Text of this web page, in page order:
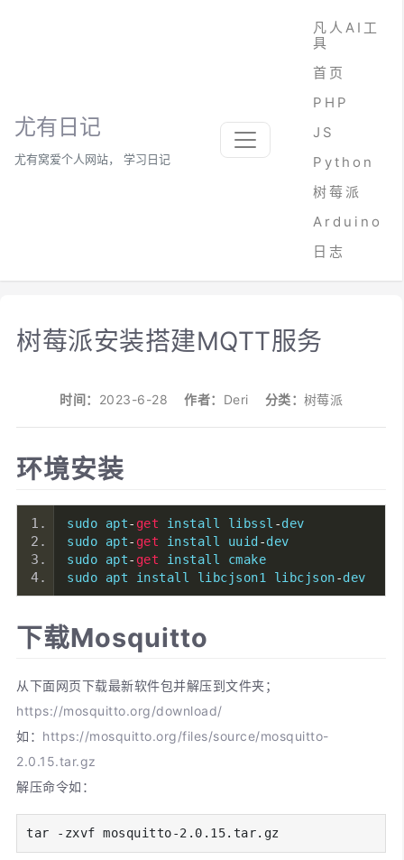
尤有日记
尤有窝爱个人网站， 学习日记
凡人AI工
具
首页
PHP
JS
Python
树莓派
Arduino
日志
树莓派安装搭建MQTT服务
时间： 2023-6-28 作者： Deri 分类： 树莓派
环境安装
sudo apt- get install libssl -dev
sudo apt- get install uuid -dev
sudo apt- get install cmake
sudo apt install libcjson1 libcjson-dev
下载Mosquitto
从下面网页下载最新软件包并解压到文件夹；
https://mosquitto.org/download/
如： https://mosquitto.org/files/source/mosquitto-
2.0.15.tar.gz
解压命令如：
tar -zxvf mosquitto-2.0.15.tar.gz